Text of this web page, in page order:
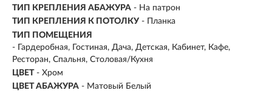
ТИП КРЕПЛЕНИЯ АБАЖУРА - На патрон
ТИП КРЕПЛЕНИЯ К ПОТОЛКУ - Планка
ТИП ПОМЕЩЕНИЯ
- Гардеробная, Гостиная, Дача, Детская, Кабинет, Кафе,
Ресторан, Спальня, Столовая/Кухня
ЦВЕТ - Хром
ЦВЕТ АБАЖУРА - Матовый Белый